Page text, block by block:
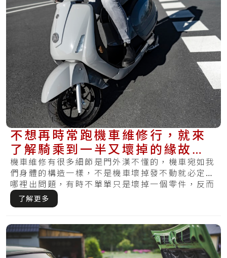
不想再時常跑機車維修行，就來
了解騎乘到一半又壞掉的緣故＆
日常的保養方法
機車維修有很多細節是門外漢不懂的，機車宛如我
們身體的構造一樣，不是機車壞掉發不動就必定是
哪裡出問題，有時不單單只是壞掉一個零件，反而
需有.....
了解更多